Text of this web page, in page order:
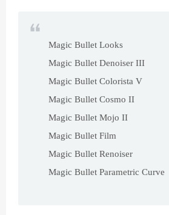
Magic Bullet Looks
Magic Bullet Denoiser III
Magic Bullet Colorista V
Magic Bullet Cosmo II
Magic Bullet Mojo II
Magic Bullet Film
Magic Bullet Renoiser
Magic Bullet Parametric Curve